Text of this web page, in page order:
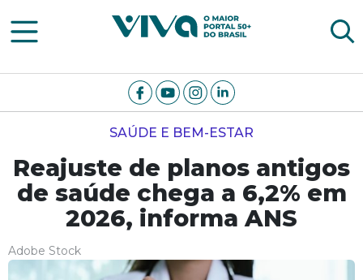
Viva Notícias
SAÚDE E BEM-ESTAR
Reajuste de planos antigos
de saúde chega a 6,2% em
2026, informa ANS
Adobe Stock